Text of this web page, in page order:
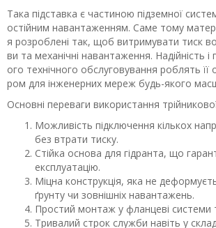
Така підставка є частиною підземної
остійним навантаженням. Саме тому
я розроблені так, щоб витримувати тиск
ви та механічні навантаження. Надійність
ого технічного обслуговування роблять
ром для інженерних мереж будь-якого
Основні переваги використання
Можливість підключення кількох
без втрати тиску.
Стійка основа для гідранта, що
експлуатацію.
Міцна конструкція, яка не
ґрунту чи зовнішніх навантажень.
Простий монтаж у фланцеві системи
Тривалий строк служби навіть у